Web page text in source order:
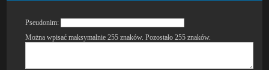
Pseudonim:
Można wpisać maksymalnie 255 znaków. Pozostało255 znaków.